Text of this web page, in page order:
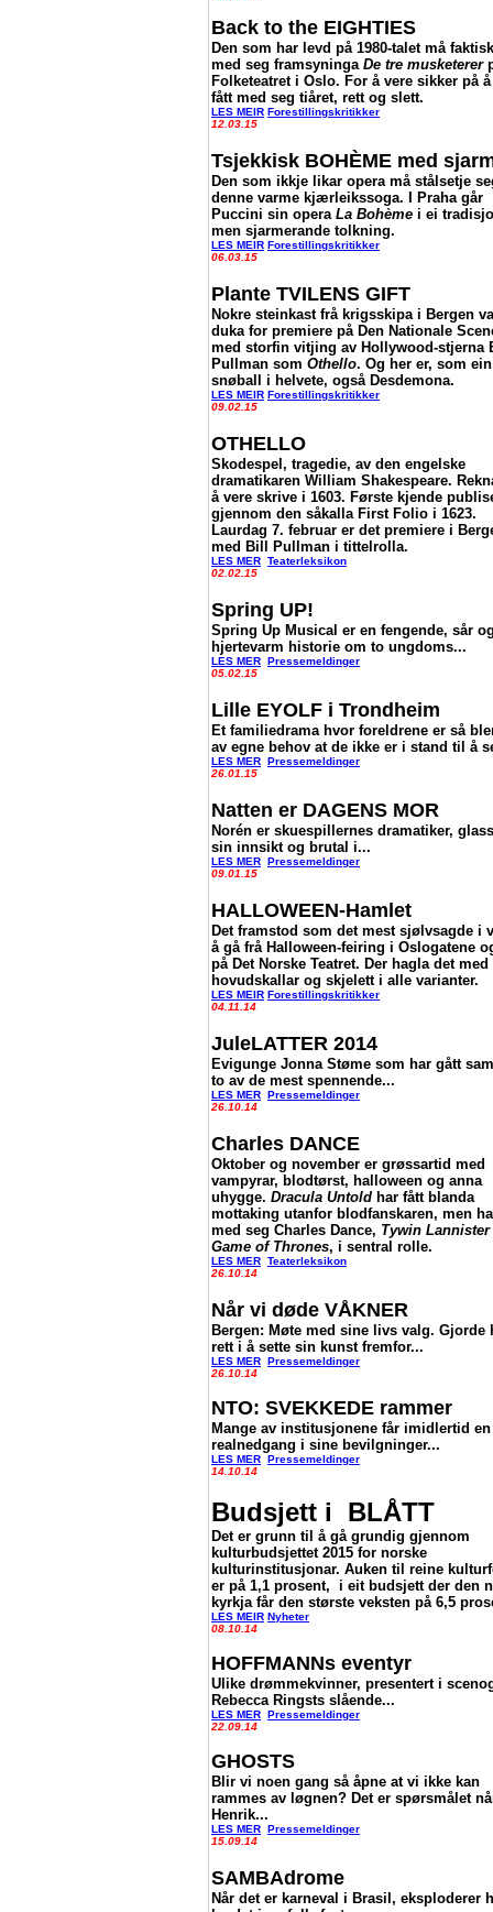
Back to the EIGHTIES
Den som har levd på 1980-talet må
med seg framsyninga De tre musketerer
Folketeatret i Oslo. For å vere sikker på
fått med seg tiåret, rett og slett.
LES MEIR Forestillingskritikker
12.03.15
Tsjekkisk BOHÈME med
Den som ikkje likar opera må stålsetje
denne varme kjærleikssoga. I Praha går
Puccini sin opera La Bohème i ei
men sjarmerande tolkning.
LES MEIR Forestillingskritikker
06.03.15
Plante TVILENS GIFT
Nokre steinkast frå krigsskipa i Bergen
duka for premiere på Den Nationale
med storfin vitjing av Hollywood-stjerna
Pullman som Othello. Og her er, som ein
snøball i helvete, også Desdemona.
LES MEIR Forestillingskritikker
09.02.15
OTHELLO
Skodespel, tragedie, av den engelske
dramatikaren William Shakespeare.
å vere skrive i 1603. Første kjende
gjennom den såkalla First Folio i 1623.
Laurdag 7. februar er det premiere i
med Bill Pullman i tittelrolla.
LES MER Teaterleksikon
02.02.15
Spring UP!
Spring Up Musical er en fengende, sår
hjertevarm historie om to ungdoms...
LES MER Pressemeldinger
05.02.15
Lille EYOLF i Trondheim
Et familiedrama hvor foreldrene er så
av egne behov at de ikke er i stand til å
LES MER Pressemeldinger
26.01.15
Natten er DAGENS MOR
Norén er skuespillernes dramatiker,
sin innsikt og brutal i...
LES MER Pressemeldinger
09.01.15
HALLOWEEN-Hamlet
Det framstod som det mest sjølvsagde i
å gå frå Halloween-feiring i Oslogatene
på Det Norske Teatret. Der hagla det med
hovudskallar og skjelett i alle varianter.
LES MEIR Forestillingskritikker
04.11.14
JuleLATTER 2014
Evigunge Jonna Støme som har gått
to av de mest spennende...
LES MER Pressemeldinger
26.10.14
Charles DANCE
Oktober og november er grøssartid med
vampyrar, blodtørst, halloween og anna
uhygge. Dracula Untold har fått blanda
mottaking utanfor blodfanskaren, men
med seg Charles Dance, Tywin Lannister
Game of Thrones, i sentral rolle.
LES MER Teaterleksikon
26.10.14
Når vi døde VÅKNER
Bergen: Møte med sine livs valg. Gjorde
rett i å sette sin kunst fremfor...
LES MER Pressemeldinger
26.10.14
NTO: SVEKKEDE rammer
Mange av institusjonene får imidlertid en
realnedgang i sine bevilgninger...
LES MER Pressemeldinger
14.10.14
Budsjett i BLÅTT
Det er grunn til å gå grundig gjennom
kulturbudsjettet 2015 for norske
kulturinstitusjonar. Auken til reine
er på 1,1 prosent, i eit budsjett der den
kyrkja får den største veksten på 6,5
LES MEIR Nyheter
08.10.14
HOFFMANNs eventyr
Ulike drømmekvinner, presentert i
Rebecca Ringsts slående...
LES MER Pressemeldinger
22.09.14
GHOSTS
Blir vi noen gang så åpne at vi ikke kan
rammes av løgnen? Det er spørsmålet
Henrik...
LES MER Pressemeldinger
15.09.14
SAMBAdrome
Når det er karneval i Brasil, eksploderer